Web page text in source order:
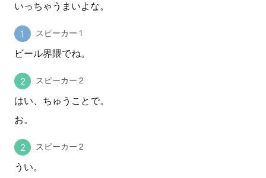
いっちゃうまいよな。
スピーカー 1
ビール界隈でね。
スピーカー 2
はい、ちゅうことで。
お。
スピーカー 2
うい。